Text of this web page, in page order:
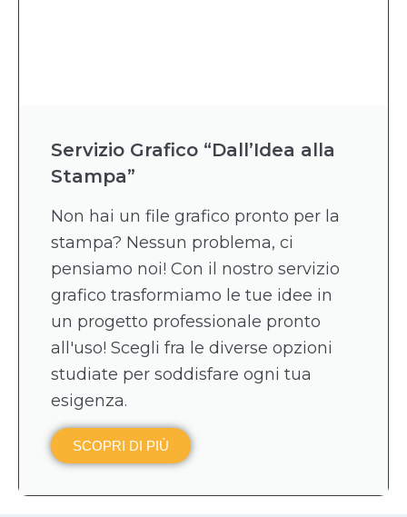
Servizio Grafico “Dall’Idea alla
Stampa”
Non hai un file grafico pronto per la
stampa? Nessun problema, ci
pensiamo noi! Con il nostro servizio
grafico trasformiamo le tue idee in
un progetto professionale pronto
all'uso! Scegli fra le diverse opzioni
studiate per soddisfare ogni tua
esigenza.
SCOPRI DI PIÙ